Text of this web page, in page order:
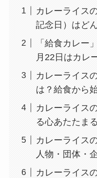
カレーライス
記念日）はど
「給食カレー
月22日はカレ
カレーライス
は？給食から
カレーライス
る心あたたま
カレーライス
人物・団体・
カレーライス